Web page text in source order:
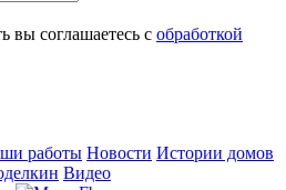
вы соглашаетесь с обработкой
работы Новости Истории домов
Видео